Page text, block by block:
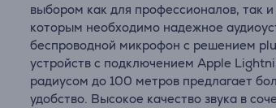
выбором как для профессионалов, так
которым необходимо надежное
беспроводной микрофон с решением
устройств с подключением Apple
радиусом до 100 метров предлагает
удобство. Высокое качество звука в